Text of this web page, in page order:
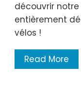
découvrir notre
entièrement
vélos !
Read More